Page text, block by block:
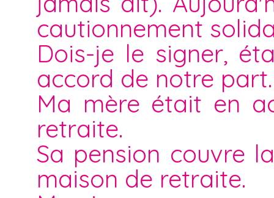
cautionnement
Dois-je le signer,
accord de notre part.
Ma mère était en
retraite.
Sa pension couvre
maison de retraite.